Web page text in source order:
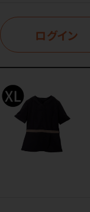
ログイン